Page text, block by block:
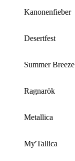
Kanonenfieber
Desertfest
Summer Breeze
Ragnarök
Metallica
My'Tallica